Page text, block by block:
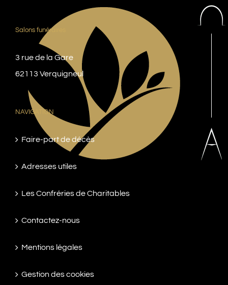
Salons funéraires
3 rue de la Gare
62113 Verquigneul
NAVIGATION
Faire-part de décès
Adresses utiles
Les Confréries de Charitables
Contactez-nous
Mentions légales
Gestion des cookies